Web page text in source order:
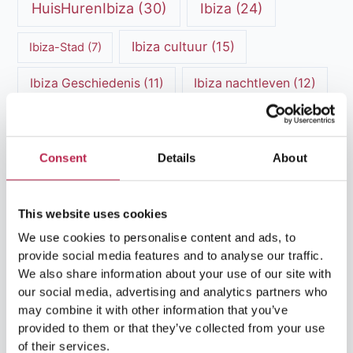
Consent Details About
This website uses cookies
We use cookies to personalise content and ads, to
provide social media features and to analyse our traffic.
We also share information about your use of our site with
our social media, advertising and analytics partners who
may combine it with other information that you’ve
provided to them or that they’ve collected from your use
of their services.
HuisHurenIbiza (30) Ibiza (24)
Ibiza-Stad (7) Ibiza cultuur(15)
Ibiza Geschiedenis(11) Ibiza nachtleven (12)
Ibiza restaurants Ibiza stranden
ibiza vakantie(14) ibiza villas(15)
Ibiza Villa Verhuur (6)
Luxe villa's Ibiza(43) luxe villas(13)
Luxe Villa Verhuur(12)
Luxe Villa Verhuur Ibiza(8) Middellandse Zee(5)